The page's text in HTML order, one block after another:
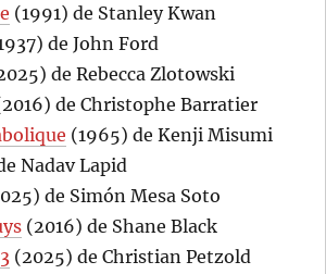
(1991) de Stanley Kwan
de John Ford
de Rebecca Zlotowski
de Christophe Barratier
(1965) de Kenji Misumi
Nadav Lapid
de Simón Mesa Soto
(2016) de Shane Black
(2025) de Christian Petzold